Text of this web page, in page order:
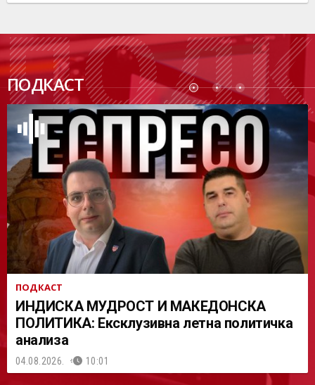
ПОДКАСТ
ПОДК
АСТ
ПОДКАСТ
ИНДИСКА МУДРОСТ И МАКЕДОНСКА
ПОЛИТИКА: Ексклузивна летна политичка
анализа
04.08.2026. 10:01